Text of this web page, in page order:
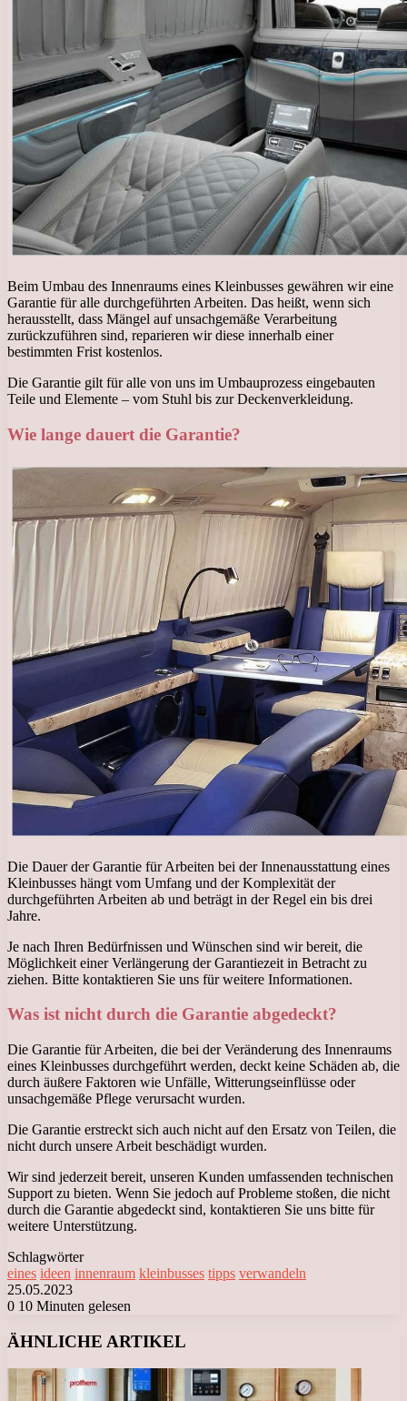
Beim Umbau des Innenraums eines Kleinbusses gewähren wir eine
Garantie für alle durchgeführten Arbeiten. Das heißt, wenn sich
herausstellt, dass Mängel auf unsachgemäße Verarbeitung
zurückzuführen sind, reparieren wir diese innerhalb einer
bestimmten Frist kostenlos.
Die Garantie gilt für alle von uns im Umbauprozess eingebauten
Teile und Elemente – vom Stuhl bis zur Deckenverkleidung.
Wie lange dauert die Garantie?
Die Dauer der Garantie für Arbeiten bei der Innenausstattung eines
Kleinbusses hängt vom Umfang und der Komplexität der
durchgeführten Arbeiten ab und beträgt in der Regel ein bis drei
Jahre.
Je nach Ihren Bedürfnissen und Wünschen sind wir bereit, die
Möglichkeit einer Verlängerung der Garantiezeit in Betracht zu
ziehen. Bitte kontaktieren Sie uns für weitere Informationen.
Was ist nicht durch die Garantie abgedeckt?
Die Garantie für Arbeiten, die bei der Veränderung des Innenraums
eines Kleinbusses durchgeführt werden, deckt keine Schäden ab, die
durch äußere Faktoren wie Unfälle, Witterungseinflüsse oder
unsachgemäße Pflege verursacht wurden.
Die Garantie erstreckt sich auch nicht auf den Ersatz von Teilen, die
nicht durch unsere Arbeit beschädigt wurden.
Wir sind jederzeit bereit, unseren Kunden umfassenden technischen
Support zu bieten. Wenn Sie jedoch auf Probleme stoßen, die nicht
durch die Garantie abgedeckt sind, kontaktieren Sie uns bitte für
weitere Unterstützung.
Schlagwörter
eines ideen innenraum kleinbusses tipps verwandeln
25.05.2023
0 10 Minuten gelesen
ÄHNLICHE ARTIKEL